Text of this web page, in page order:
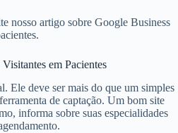
nosso artigo sobre Google Business
em Pacientes
Ele deve ser mais do que um simples
de captação. Um bom site
informa sobre suas especialidades